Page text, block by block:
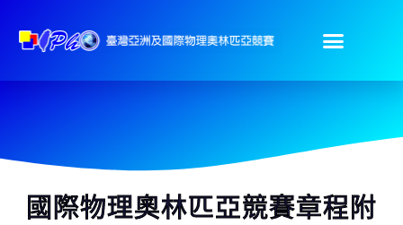
國際物理奧林匹亞競賽章程附